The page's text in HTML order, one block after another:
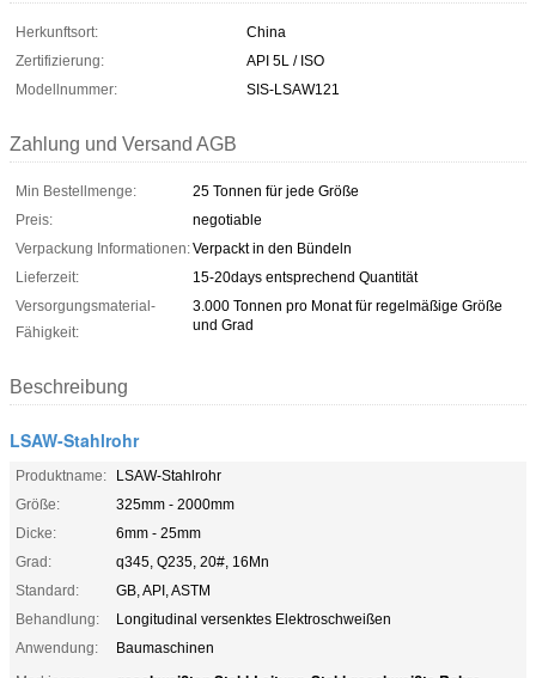
Herkunftsort:
China
Zertifizierung:
API 5L / ISO
Modellnummer:
SIS-LSAW121
Zahlung und Versand AGB
Min Bestellmenge:
25 Tonnen für jede Größe
Preis:
negotiable
Verpackung Informationen:Verpackt in den Bündeln
Lieferzeit:
15-20days entsprechend Quantität
Versorgungsmaterial-
Fähigkeit:
3.000 Tonnen pro Monat für regelmäßige Größe
und Grad
Beschreibung
LSAW-Stahlrohr
Produktname:
LSAW-Stahlrohr
Größe:
325mm - 2000mm
Dicke:
6mm - 25mm
Grad:
q345, Q235, 20#, 16Mn
Standard:
GB, API, ASTM
Behandlung:
Longitudinal versenktes Elektroschweißen
Anwendung:
Baumaschinen